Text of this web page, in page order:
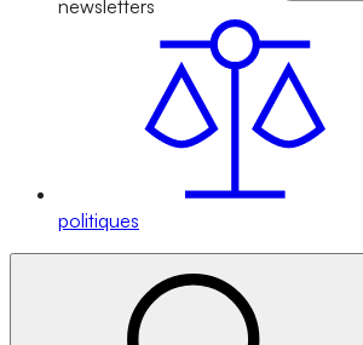
newsletters
politiques